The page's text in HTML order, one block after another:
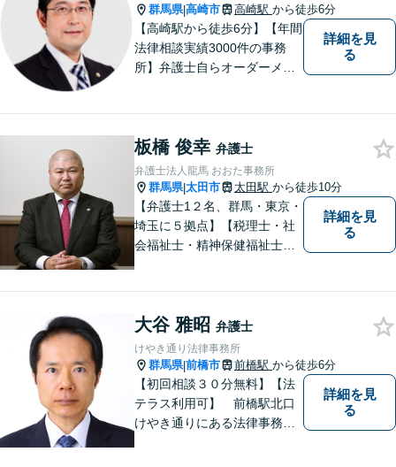
群馬県|高崎市 高崎駅 から徒歩6分
【高崎駅から徒歩6分】【年間
法律相談実績3000件の事務
所】弁護士自らオーダーメイ
とまずはご相談ください！
【土日祝日・夜間も対応可
能】
詳細を見
る
板橋 俊幸 弁護士
弁護士法人龍馬 おおた事務所
群馬県|太田市 太田駅 から徒歩10分
【弁護士1２名、群馬・東京・
埼玉に５拠点】【税理士・社
会福祉士・精神保健福祉士が
能】
詳細を見
る
大谷 雅昭 弁護士
けやき通り法律事務所
群馬県|前橋市 前橋駅 から徒歩6分
【初回相談３０分無料】【法
テラス利用可】 前橋駅北口
けやき通りにある法律事務所
詳細を見
る